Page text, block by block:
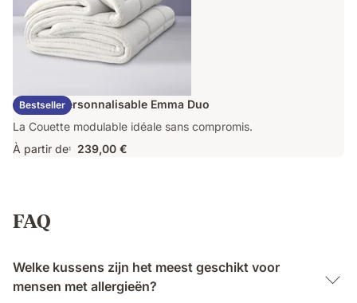
Bestseller
Couette Personnalisable Emma Duo
La Couette modulable idéale sans compromis.
À partir de1 239,00 €
FAQ
Welke kussens zijn het meest geschikt voor
mensen met allergieën?